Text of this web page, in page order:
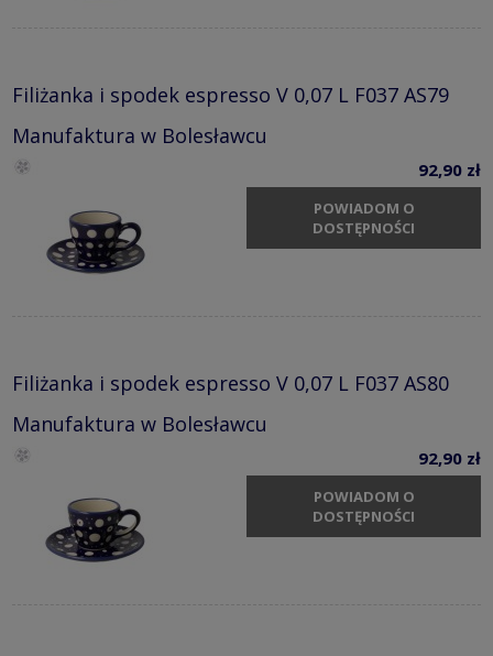
Filiżanka i spodek espresso V 0,07 L F037 AS79
Manufaktura w Bolesławcu
92,90 zł
POWIADOM O
DOSTĘPNOŚCI
Filiżanka i spodek espresso V 0,07 L F037 AS80
Manufaktura w Bolesławcu
92,90 zł
POWIADOM O
DOSTĘPNOŚCI